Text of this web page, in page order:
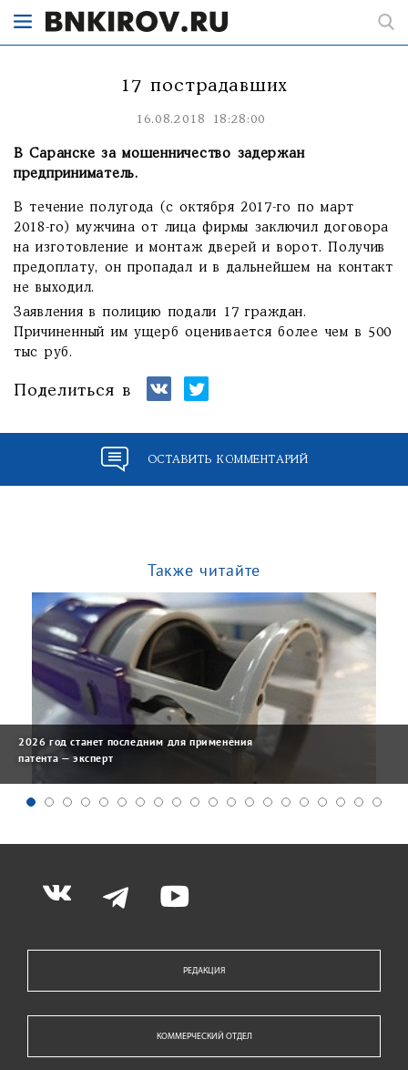
17 пострадавших
16.08.2018 18:28:00
В Саранске за мошенничество задержан
предприниматель.
В течение полугода (с октября 2017-го по март
2018-го) мужчина от лица фирмы заключил договора
на изготовление и монтаж дверей и ворот. Получив
предоплату, он пропадал и в дальнейшем на контакт
не выходил.
Заявления в полицию подали 17 граждан.
Причиненный им ущерб оценивается более чем в 500
тыс руб.
Поделиться в
ОСТАВИТЬ КОММЕНТАРИЙ
Также читайте
2026 год станет последним для применения
патента — эксперт
РЕДАКЦИЯ
КОММЕРЧЕСКИЙ ОТДЕЛ